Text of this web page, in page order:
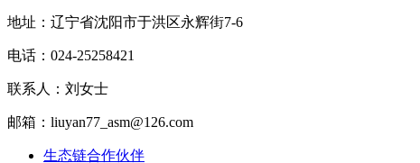
地址：辽宁省沈阳市于洪区永辉街7-6
电话：024-25258421
联系人：刘女士
邮箱：liuyan77_asm@126.com
生态链合作伙伴